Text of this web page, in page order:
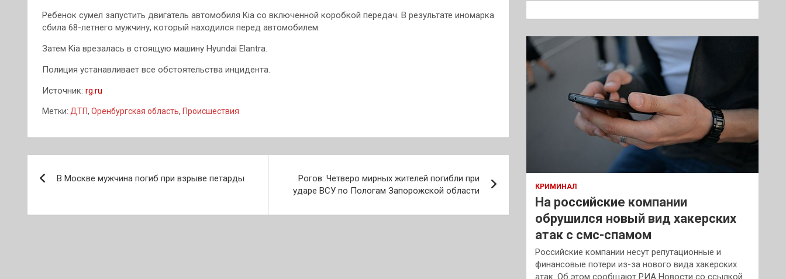
Ребенок сумел запустить двигатель автомобиля Kia со включенной коробкой передач. В результате иномарка
сбила 68-летнего мужчину, который находился перед автомобилем.
Затем Kia врезалась в стоящую машину Hyundai Elantra.
Полиция устанавливает все обстоятельства инцидента.
Источник: rg.ru
Метки: ДТП, Оренбургская область, Происшествия
по
записям
В Москве мужчина погиб при взрыве петарды
Рогов: Четверо мирных жителей погибли при
ударе ВСУ по Пологам Запорожской области
к
КРИМИНАЛ
На российские компании
обрушился новый вид хакерских
атак с смс-спамом
Российские компании несут репутационные и
финансовые потери из-за нового вида хакерских
атак. Об этом сообщают РИА Новости со ссылкой